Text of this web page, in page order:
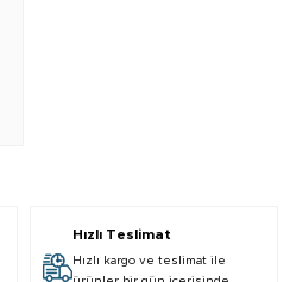
Hızlı Teslimat
Hızlı kargo ve teslimat ile